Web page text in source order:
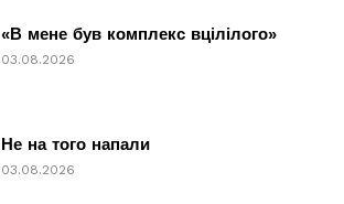
«В мене був комплекс вцілілого»
03.08.2026
Не на того напали
03.08.2026